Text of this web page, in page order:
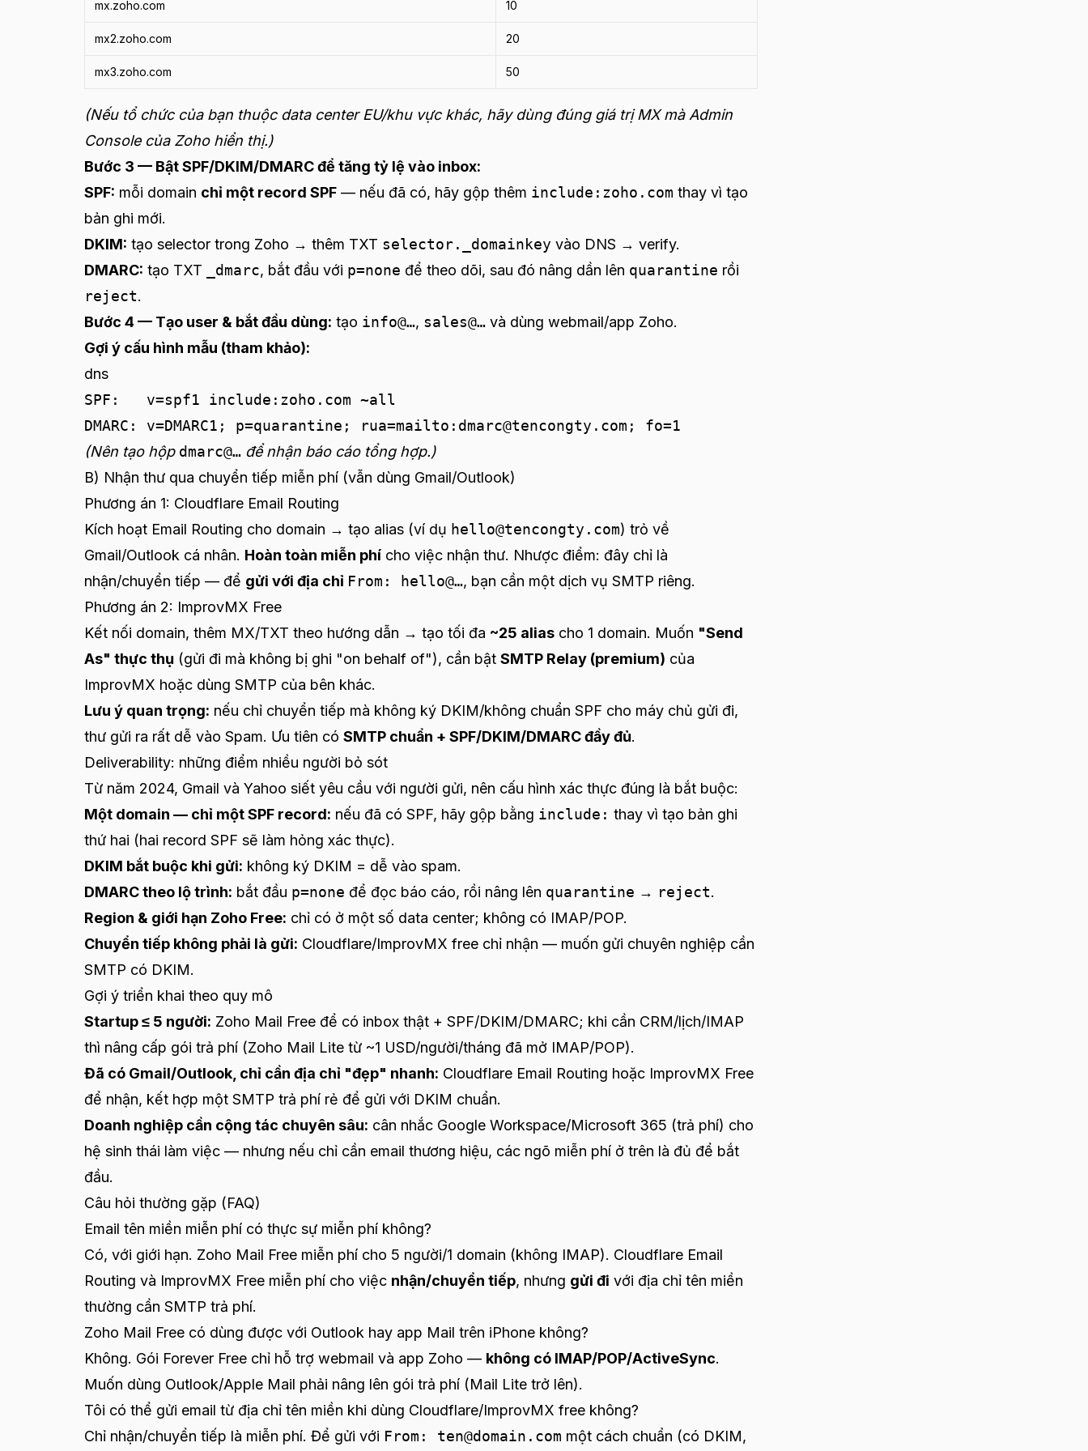
mx.zoho.com 10
mx2.zoho.com 20
mx3.zoho.com 50
(Nếu tổ chức của bạn thuộc data center EU/khu vực khác, hãy dùng đúng giá trị MX mà Admin
Console của Zoho hiển thị.)
Bước 3 — Bật SPF/DKIM/DMARC để tăng tỷ lệ vào inbox:
SPF: mỗi domain chỉ một record SPF — nếu đã có, hãy gộp thêm include:zoho.com thay vì tạo
bản ghi mới.
DKIM: tạo selector trong Zoho → thêm TXT selector._domainkey vào DNS → verify.
DMARC: tạo TXT _dmarc, bắt đầu với p=none để theo dõi, sau đó nâng dần lên quarantine rồi
reject.
Bước 4 — Tạo user & bắt đầu dùng: tạo info@…, sales@… và dùng webmail/app Zoho.
Gợi ý cấu hình mẫu (tham khảo):
dns
SPF:   v=spf1 include:zoho.com ~all
DMARC: v=DMARC1; p=quarantine; rua=mailto:dmarc@tencongty.com; fo=1
(Nên tạo hộp dmarc@… để nhận báo cáo tổng hợp.)
B) Nhận thư qua chuyển tiếp miễn phí (vẫn dùng Gmail/Outlook)
Phương án 1: Cloudflare Email Routing
Kích hoạt Email Routing cho domain → tạo alias (ví dụ hello@tencongty.com) trỏ về
Gmail/Outlook cá nhân. Hoàn toàn miễn phí cho việc nhận thư. Nhược điểm: đây chỉ là
nhận/chuyển tiếp — để gửi với địa chỉ From: hello@…, bạn cần một dịch vụ SMTP riêng.
Phương án 2: ImprovMX Free
Kết nối domain, thêm MX/TXT theo hướng dẫn → tạo tối đa ~25 alias cho 1 domain. Muốn "Send
As" thực thụ (gửi đi mà không bị ghi "on behalf of"), cần bật SMTP Relay (premium) của
ImprovMX hoặc dùng SMTP của bên khác.
Lưu ý quan trọng: nếu chỉ chuyển tiếp mà không ký DKIM/không chuẩn SPF cho máy chủ gửi đi,
thư gửi ra rất dễ vào Spam. Ưu tiên có SMTP chuẩn + SPF/DKIM/DMARC đầy đủ.
Deliverability: những điểm nhiều người bỏ sót
Từ năm 2024, Gmail và Yahoo siết yêu cầu với người gửi, nên cấu hình xác thực đúng là bắt buộc:
Một domain — chỉ một SPF record: nếu đã có SPF, hãy gộp bằng include: thay vì tạo bản ghi
thứ hai (hai record SPF sẽ làm hỏng xác thực).
DKIM bắt buộc khi gửi: không ký DKIM = dễ vào spam.
DMARC theo lộ trình: bắt đầu p=none để đọc báo cáo, rồi nâng lên quarantine → reject.
Region & giới hạn Zoho Free: chỉ có ở một số data center; không có IMAP/POP.
Chuyển tiếp không phải là gửi: Cloudflare/ImprovMX free chỉ nhận — muốn gửi chuyên nghiệp cần
SMTP có DKIM.
Gợi ý triển khai theo quy mô
Startup ≤ 5 người: Zoho Mail Free để có inbox thật + SPF/DKIM/DMARC; khi cần CRM/lịch/IMAP
thì nâng cấp gói trả phí (Zoho Mail Lite từ ~1 USD/người/tháng đã mở IMAP/POP).
Đã có Gmail/Outlook, chỉ cần địa chỉ "đẹp" nhanh: Cloudflare Email Routing hoặc ImprovMX Free
để nhận, kết hợp một SMTP trả phí rẻ để gửi với DKIM chuẩn.
Doanh nghiệp cần cộng tác chuyên sâu: cân nhắc Google Workspace/Microsoft 365 (trả phí) cho
hệ sinh thái làm việc — nhưng nếu chỉ cần email thương hiệu, các ngõ miễn phí ở trên là đủ để bắt
đầu.
Câu hỏi thường gặp (FAQ)
Email tên miền miễn phí có thực sự miễn phí không?
Có, với giới hạn. Zoho Mail Free miễn phí cho 5 người/1 domain (không IMAP). Cloudflare Email
Routing và ImprovMX Free miễn phí cho việc nhận/chuyển tiếp, nhưng gửi đi với địa chỉ tên miền
thường cần SMTP trả phí.
Zoho Mail Free có dùng được với Outlook hay app Mail trên iPhone không?
Không. Gói Forever Free chỉ hỗ trợ webmail và app Zoho — không có IMAP/POP/ActiveSync.
Muốn dùng Outlook/Apple Mail phải nâng lên gói trả phí (Mail Lite trở lên).
Tôi có thể gửi email từ địa chỉ tên miền khi dùng Cloudflare/ImprovMX free không?
Chỉ nhận/chuyển tiếp là miễn phí. Để gửi với From: ten@domain.com một cách chuẩn (có DKIM,